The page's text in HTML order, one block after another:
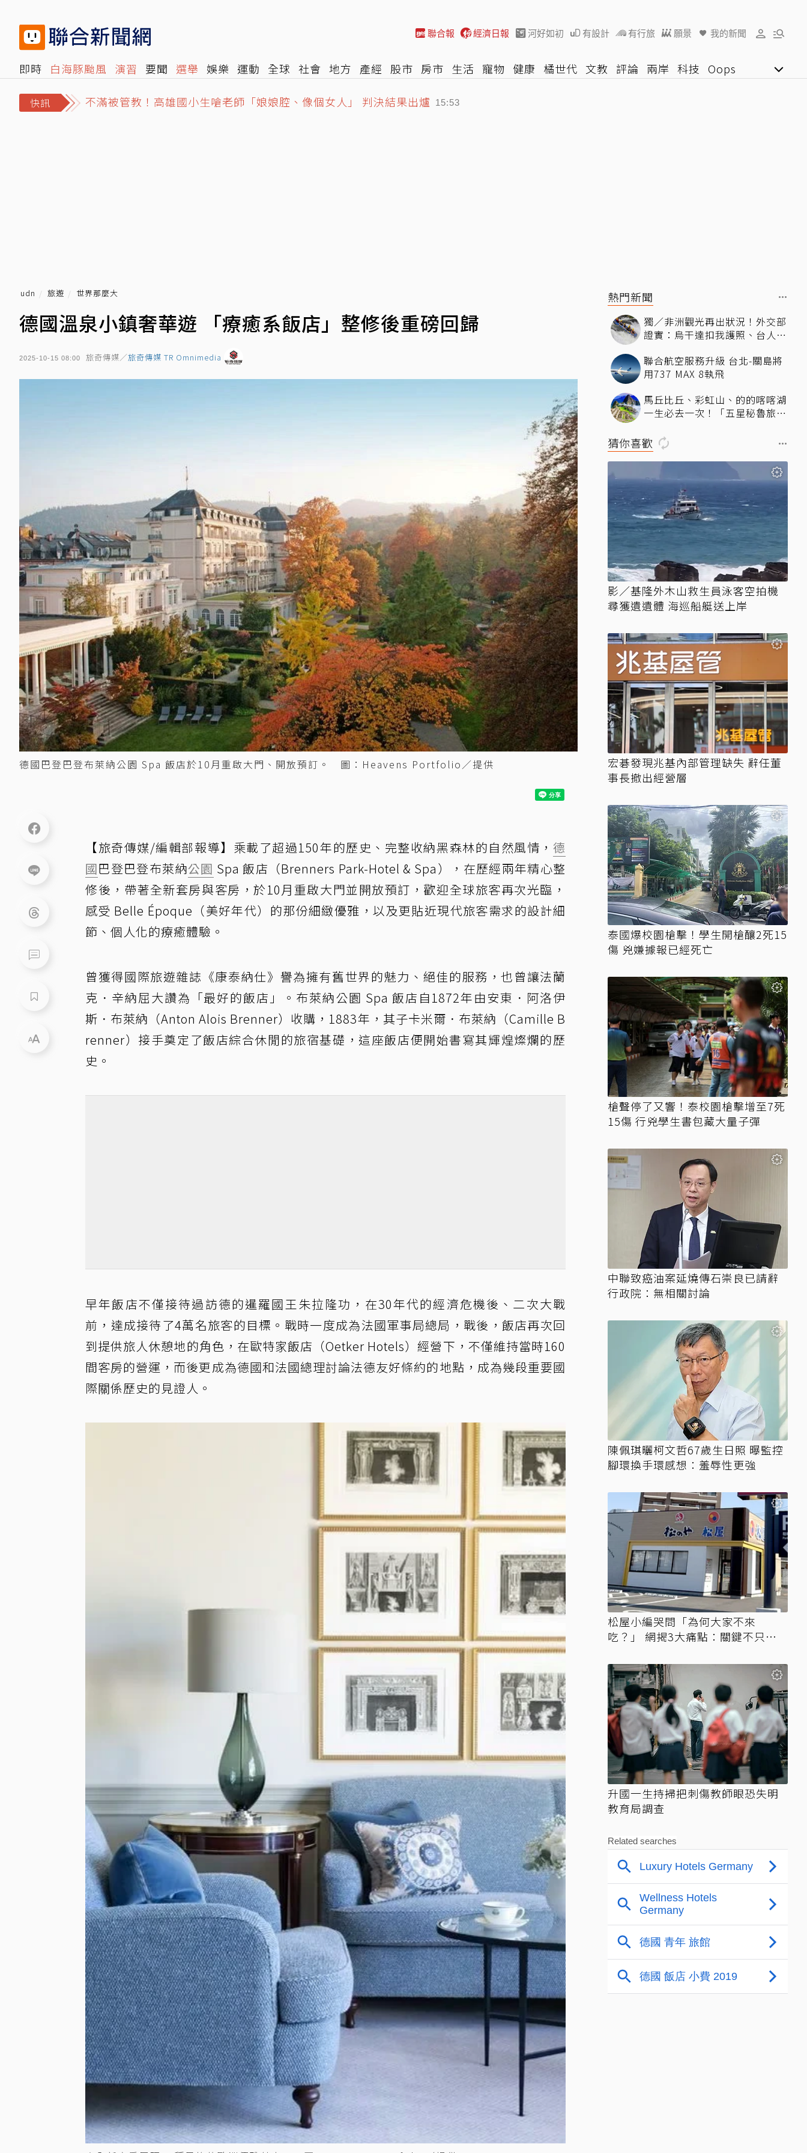
聯合報 經濟日報 河好如初 有設計 有行旅 願景 我的新聞
即時 白海豚颱風 演習 要聞 選舉 娛樂 運動 全球 社會 地方 產經 股市 房市 生活 寵物 健康 橘世代 文教 評論 兩岸 科技 Oops
快訊
不滿被管教！高雄國小生嗆老師「娘娘腔、像個女人」 判決結果出爐
賴清德酸施政吊車尾助攻？王惠美與魏平政見面 彰化藍營整合露曙光 15:29
udn 旅遊 世界那麼大
德國溫泉小鎮奢華遊 「療癒系飯店」整修後重磅回歸
2025-10-15 08:00 旅奇傳媒／旅奇傳媒 TR Omnimedia
德國巴登巴登布萊納公園 Spa 飯店於10月重啟大門、開放預訂。 圖：Heavens Portfolio／提供
【旅奇傳媒/編輯部報導】乘載了超過150年的歷史、完整收納黑森林的自然風情， 德
國巴登巴登布萊納公園 Spa 飯店（Brenners Park-Hotel & Spa），在歷經兩年精心整
修後，帶著全新套房與客房，於10月重啟大門並開放預訂，歡迎全球旅客再次光臨，
感受 Belle Époque（美好年代）的那份細緻優雅，以及更貼近現代旅客需求的設計細
節、個人化的療癒體驗。
曾獲得國際旅遊雜誌《康泰納仕》譽為擁有舊世界的魅力、絕佳的服務，也曾讓法蘭
克．辛納屈大讚為「最好的飯店」。布萊納公園 Spa 飯店自1872年由安東．阿洛伊
斯．布萊納（Anton Alois Brenner）收購，1883年，其子卡米爾．布萊納（Camille B
renner）接手奠定了飯店綜合休閒的旅宿基礎，這座飯店便開始書寫其輝煌燦爛的歷
史。
早年飯店不僅接待過訪德的暹羅國王朱拉隆功，在30年代的經濟危機後、二次大戰
前，達成接待了4萬名旅客的目標。戰時一度成為法國軍事局總局，戰後，飯店再次回
到提供旅人休憩地的角色，在歐特家飯店（Oetker Hotels）經營下，不僅維持當時160
間客房的營運，而後更成為德國和法國總理討論法德友好條約的地點，成為幾段重要國
際關係歷史的見證人。
熱門新聞
獨／非洲觀光再出狀況！外交部
證實：烏干達扣我護照、台人遭
聯合航空服務升級 台北-關島將
用737 MAX 8執飛
馬丘比丘、彩虹山、的的喀喀湖
一生必去一次！「五星秘魯旅
度探索印加古文明？
猜你喜歡
影／基隆外木山救生員泳客空拍機
尋獲遺遺體 海巡船艇送上岸
宏碁發現兆基內部管理缺失 辭任董
事長撤出經營層
泰國爆校園槍擊！學生開槍釀2死15
傷 兇嫌據報已經死亡
槍聲停了又響！泰校園槍擊增至7死
15傷 行兇學生書包藏大量子彈
中聯致癌油案延燒傳石崇良已請辭
行政院：無相關討論
陳佩琪曬柯文哲67歲生日照 曝監控
腳環換手環感想：羞辱性更強
松屋小編哭問「為何大家不來
吃？」 網揭3大痛點：關鍵不只價
升國一生持掃把刺傷教師眼恐失明
教育局調查